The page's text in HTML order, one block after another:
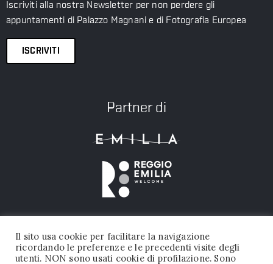
Iscriviti alla nostra Newsletter per non perdere gli
appuntamenti di Palazzo Magnani e di Fotografia Europea
ISCRIVITI
Partner di
Il sito usa cookie per facilitare la navigazione
ricordando le preferenze e le precedenti visite degli
utenti. NON sono usati cookie di profilazione. Sono